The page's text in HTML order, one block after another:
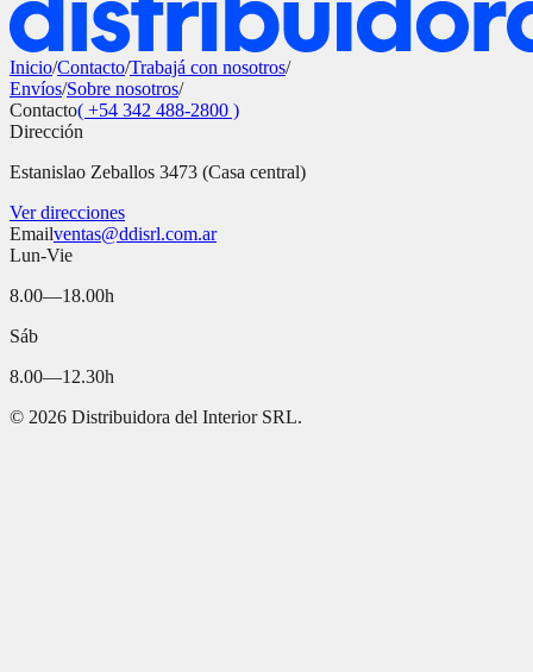
Inicio/Contacto/Trabajá con nosotros/
Envíos/Sobre nosotros/
Contacto( +54 342 488-2800 )
Dirección
Estanislao Zeballos 3473 (Casa central)
Ver direcciones
Emailventas@ddisrl.com.ar
Lun-Vie
8.00—18.00h
Sáb
8.00—12.30h
© 2026 Distribuidora del Interior SRL.